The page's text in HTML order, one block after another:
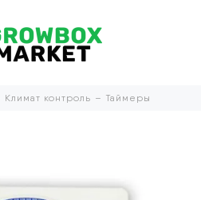
Климат контроль Таймеры